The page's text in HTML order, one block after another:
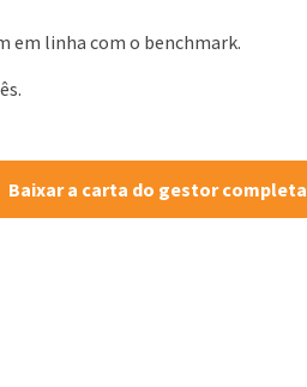
em linha com o benchmark.
Baixar a carta do gestor completa